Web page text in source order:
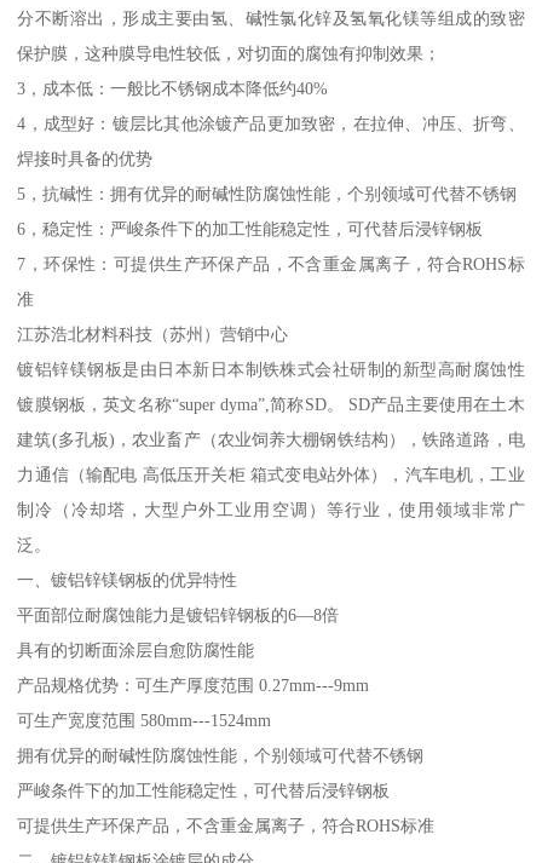
分不断溶出，形成主要由氢、碱性氯化锌及氢氧化镁等组成的致密
保护膜，这种膜导电性较低，对切面的腐蚀有抑制效果；
3，成本低：一般比不锈钢成本降低约40%
4，成型好：镀层比其他涂镀产品更加致密，在拉伸、冲压、折弯、
焊接时具备的优势
5，抗碱性：拥有优异的耐碱性防腐蚀性能，个别领域可代替不锈钢
6，稳定性：严峻条件下的加工性能稳定性，可代替后浸锌钢板
7，环保性：可提供生产环保产品，不含重金属离子，符合ROHS标
准
江苏浩北材料科技（苏州）营销中心
镀铝锌镁钢板是由日本新日本制铁株式会社研制的新型高耐腐蚀性
镀膜钢板，英文名称“super dyma”,简称SD。 SD产品主要使用在土木
建筑(多孔板)，农业畜产（农业饲养大棚钢铁结构），铁路道路，电
力通信（输配电 高低压开关柜 箱式变电站外体），汽车电机，工业
制冷（冷却塔，大型户外工业用空调）等行业，使用领域非常广
泛。
一、镀铝锌镁钢板的优异特性
平面部位耐腐蚀能力是镀铝锌钢板的6—8倍
具有的切断面涂层自愈防腐性能
产品规格优势：可生产厚度范围 0.27mm---9mm
可生产宽度范围 580mm---1524mm
拥有优异的耐碱性防腐蚀性能，个别领域可代替不锈钢
严峻条件下的加工性能稳定性，可代替后浸锌钢板
可提供生产环保产品，不含重金属离子，符合ROHS标准